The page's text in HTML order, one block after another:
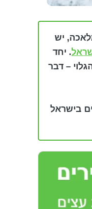
יש
. יחד
– דבר
עצים בישראל